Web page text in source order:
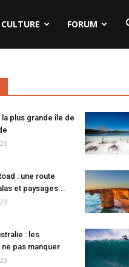
CULTURE FORUM
la plus grande île de
: une route
et paysages...
: les
pas manquer